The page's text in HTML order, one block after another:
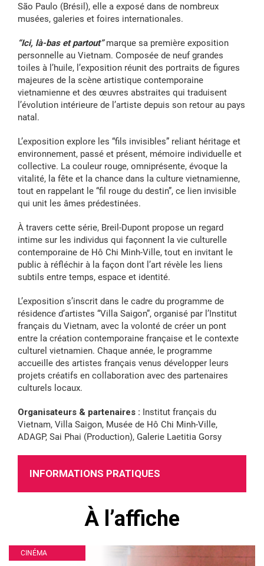
São Paulo (Brésil), elle a exposé dans de nombreux
musées, galeries et foires internationales.
“Ici, là-bas et partout”marque sa première exposition
personnelle au Vietnam. Composée de neuf grandes
toiles à l’huile, l’exposition réunit des portraits de figures
majeures de la scène artistique contemporaine
vietnamienne et des œuvres abstraites qui traduisent
l’évolution intérieure de l’artiste depuis son retour au pays
natal.
L’exposition explore les “fils invisibles” reliant héritage et
environnement, passé et présent, mémoire individuelle et
collective. La couleur rouge, omniprésente, évoque la
vitalité, la fête et la chance dans la culture vietnamienne,
tout en rappelant le “fil rouge du destin”, ce lien invisible
qui unit les âmes prédestinées.
À travers cette série, Breil-Dupont propose un regard
intime sur les individus qui façonnent la vie culturelle
contemporaine de Hô Chi Minh-Ville, tout en invitant le
public à réfléchir à la façon dont l’art révèle les liens
subtils entre temps, espace et identité.
L’exposition s’inscrit dans le cadre du programme de
résidence d’artistes “Villa Saigon”, organisé par l’Institut
français du Vietnam, avec la volonté de créer un pont
entre la création contemporaine française et le contexte
culturel vietnamien. Chaque année, le programme
accueille des artistes français venus développer leurs
projets créatifs en collaboration avec des partenaires
culturels locaux.
Organisateurs & partenaires : Institut français du
Vietnam, Villa Saigon, Musée de Hô Chi Minh-Ville,
ADAGP, Sai Phai (Production), Galerie Laetitia Gorsy
INFORMATIONS PRATIQUES
À l’affiche
CINÉMA